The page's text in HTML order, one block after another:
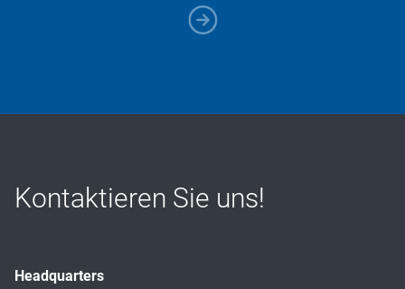
Kontaktieren Sie uns!
Headquarters